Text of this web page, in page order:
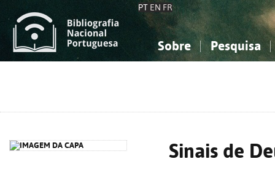
PT EN FR
Sobre Pesquisa
Sinais de